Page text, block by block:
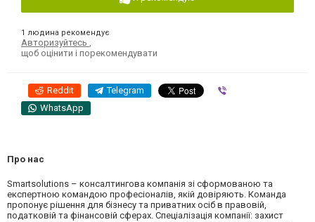
1 людина рекомендує
Авторизуйтесь
щоб оцінити і порекомендувати
Reddit Telegram
WhatsApp
Про нас
Smartsolutions – консалтингова компанія зі сформованою та
експертною командою професіоналів, якій довіряють. Команда
пропонує рішення для бізнесу та приватних осіб в правовій,
податковій та фінансовій сферах. Спеціалізація компанії: захист